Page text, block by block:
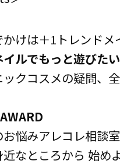
かけは＋1トレンドメ
ルでもっと遊びたい
ックコスメの疑問、
お悩みアレコレ相談室
近なところから 始め